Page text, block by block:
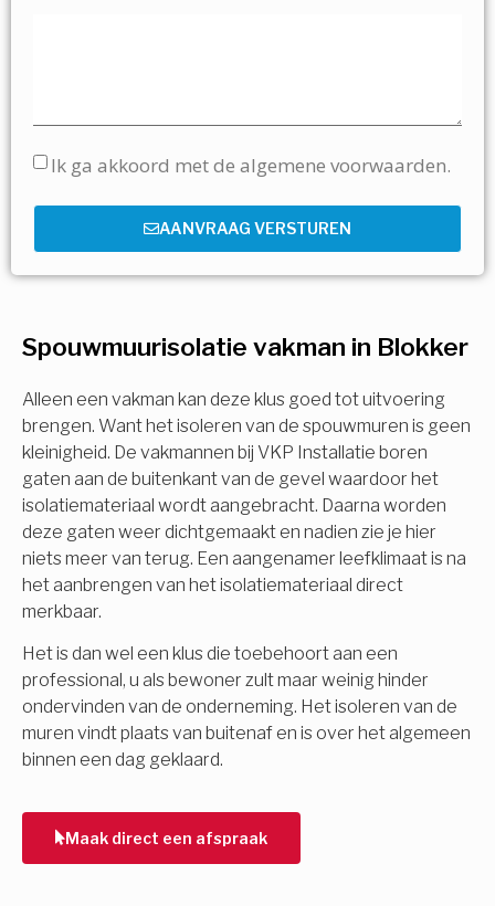
Spouwmuurisolatie vakman in Blokker
Alleen een vakman kan deze klus goed tot uitvoering
brengen. Want het isoleren van de spouwmuren is geen
kleinigheid. De vakmannen bij VKP Installatie boren
gaten aan de buitenkant van de gevel waardoor het
isolatiemateriaal wordt aangebracht. Daarna worden
deze gaten weer dichtgemaakt en nadien zie je hier
niets meer van terug. Een aangenamer leefklimaat is na
het aanbrengen van het isolatiemateriaal direct
merkbaar.
Het is dan wel een klus die toebehoort aan een
professional, u als bewoner zult maar weinig hinder
ondervinden van de onderneming. Het isoleren van de
muren vindt plaats van buitenaf en is over het algemeen
binnen een dag geklaard.
Maak direct een afspraak
Ik ga akkoord met de algemene voorwaarden.
AANVRAAG VERSTUREN